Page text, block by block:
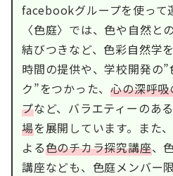
facebookグループを使って
〈色庭〉では、色や自然と
結びつきなど、色彩自然学
時間の提供や、学校開発の
ク”をつかった、心の深呼
プなど、バラエティーのあ
場を展開しています。また
よる色のチカラ探究講座、
講座なども、色庭メンバー